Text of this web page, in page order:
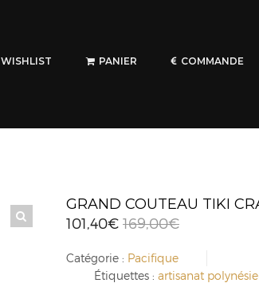
WISHLIST PANIER COMMANDE
GRAND COUTEAU TIKI
169,00€
101,40€
Catégorie : Pacifique
Étiquettes : artisanat